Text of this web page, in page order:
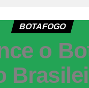
BOTAFOGO
o